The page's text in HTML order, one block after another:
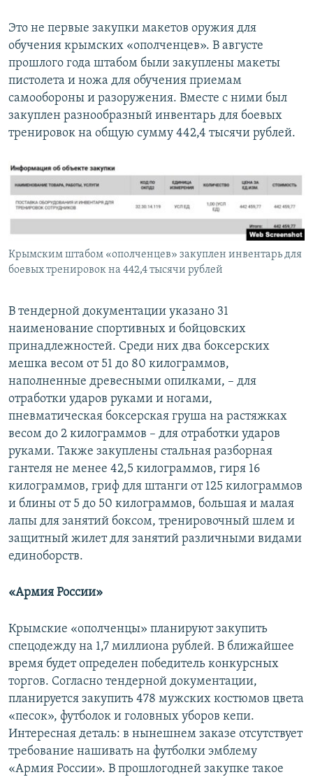
Это не первые закупки макетов оружия для
обучения крымских «ополченцев». В августе
прошлого года штабом были закуплены макеты
пистолета и ножа для обучения приемам
самообороны и разоружения. Вместе с ними был
закуплен разнообразный инвентарь для боевых
тренировок на общую сумму 442,4 тысячи рублей.
Крымским штабом «ополченцев» закуплен инвентарь для
боевых тренировок на 442,4 тысячи рублей
В тендерной документации указано 31
наименование спортивных и бойцовских
принадлежностей. Среди них два боксерских
мешка весом от 51 до 80 килограммов,
наполненные древесными опилками, – для
отработки ударов руками и ногами,
пневматическая боксерская груша на растяжках
весом до 2 килограммов – для отработки ударов
руками. Также закуплены стальная разборная
гантеля не менее 42,5 килограммов, гиря 16
килограммов, гриф для штанги от 125 килограммов
и блины от 5 до 50 килограммов, большая и малая
лапы для занятий боксом, тренировочный шлем и
защитный жилет для занятий различными видами
единоборств.
«Армия России»
Крымские «ополченцы» планируют закупить
спецодежду на 1,7 миллиона рублей. В ближайшее
время будет определен победитель конкурсных
торгов. Согласно тендерной документации,
планируется закупить 478 мужских костюмов цвета
«песок», футболок и головных уборов кепи.
Интересная деталь: в нынешнем заказе отсутствует
требование нашивать на футболки эмблему
«Армия России». В прошлогодней закупке такое